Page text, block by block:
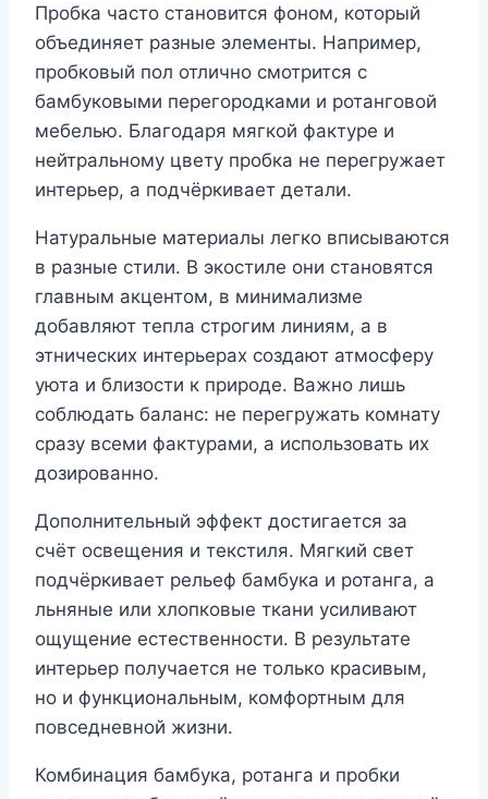
Пробка часто становится фоном, который
объединяет разные элементы. Например,
пробковый пол отлично смотрится с
бамбуковыми перегородками и ротанговой
мебелью. Благодаря мягкой фактуре и
нейтральному цвету пробка не перегружает
интерьер, а подчёркивает детали.
Натуральные материалы легко вписываются
в разные стили. В экостиле они становятся
главным акцентом, в минимализме
добавляют тепла строгим линиям, а в
этнических интерьерах создают атмосферу
уюта и близости к природе. Важно лишь
соблюдать баланс: не перегружать комнату
сразу всеми фактурами, а использовать их
дозированно.
Дополнительный эффект достигается за
счёт освещения и текстиля. Мягкий свет
подчёркивает рельеф бамбука и ротанга, а
льняные или хлопковые ткани усиливают
ощущение естественности. В результате
интерьер получается не только красивым,
но и функциональным, комфортным для
повседневной жизни.
Комбинация бамбука, ротанга и пробки